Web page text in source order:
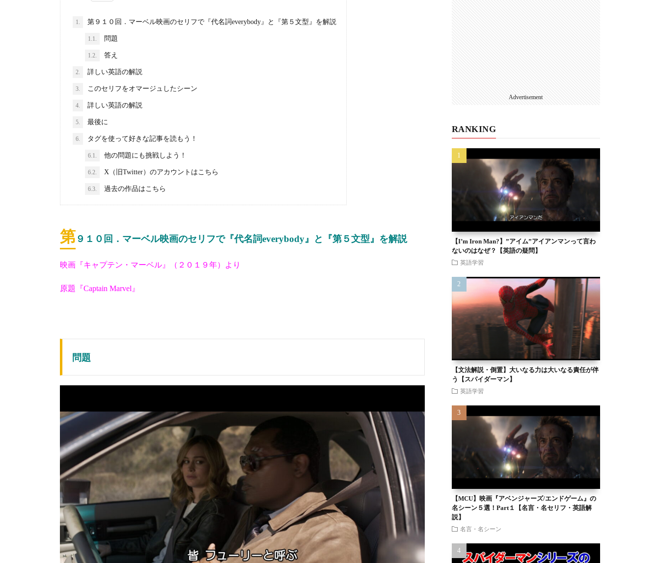
1. 第９１０回．マーベル映画のセリフで『代名詞everybody』と『第５文型』を解説
1.1. 問題
1.2. 答え
2. 詳しい英語の解説
3. このセリフをオマージュしたシーン
4. 詳しい英語の解説
5. 最後に
6. タグを使って好きな記事を読もう！
6.1. 他の問題にも挑戦しよう！
6.2. X（旧Twitter）のアカウントはこちら
6.3. 過去の作品はこちら
第９１０ 回．マーベル映画のセリフで『代名詞everybody』と『第５文型』を解説
映画『キャプテン・マーベル』（２０１９年）より
原題『Captain Marvel』
問題
Advertisement
RANKING
【I’m Iron Man?】”アイム”アイアンマンって言わ
ないのはなぜ？【英語の疑問】
英語学習
【文法解説・倒置】大いなる力は大いなる責任が伴
う【スパイダーマン】
英語学習
【MCU】映画『アベンジャーズ/エンドゲーム』の
名シーン５選！Part１【名言・名セリフ・英語解
説】
名言・名シーン